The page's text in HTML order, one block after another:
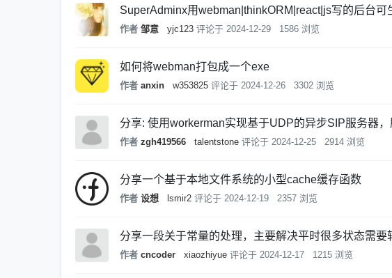
SuperAdminx用webman|thinkORM|react|js写的后台可
作者 邹意 yjc123 评论于 2024-12-29 1586 浏览
如何将webman打包成一个exe
作者 anxin w353825 评论于 2024-12-26 3302 浏览
分享: 使用workerman实现基于UDP的异步SIP服务器
作者 zgh419566 talentstone 评论于 2024-12-25 2914 浏览
分享一个基于本地文件系统的小型cache缓存函数
作者 设想 lsmir2 评论于 2024-12-19 2357 浏览
分享一段关于常量的处理，主要解决平时很多状态需要
作者 cncoder xiaozhiyue 评论于 2024-12-17 1215 浏览